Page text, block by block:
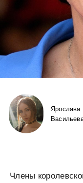
Ярослава
Члены